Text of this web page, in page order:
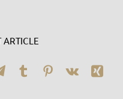
ARTICLE
Telegram
TumblrPinterest
Vk